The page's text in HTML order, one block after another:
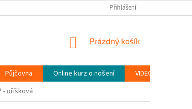
PODMÍNKY OCHRANY OSOBNÍCH ÚDAJŮ (GDPR)
Přihlášení
NÁKUPNÍ
Prázdný košík
Půjčovna Online kurz o nošení
VIDEONÁVODY
- oříšková